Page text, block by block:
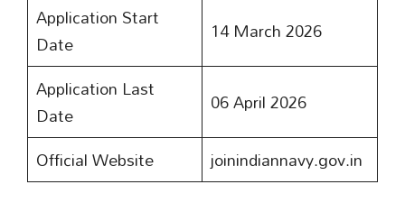
Application Start
Date
14 March 2026
Application Last
Date
06 April 2026
Official Website
joinindiannavy.gov.in